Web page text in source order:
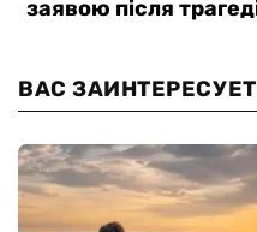
ВАС ЗАИНТЕРЕСУЕТ